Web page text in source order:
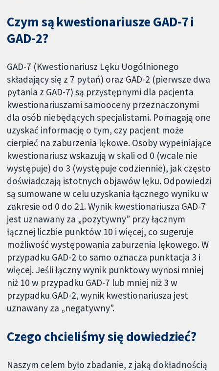
Czym są kwestionariusze GAD-7 i
GAD-2?
GAD-7 (Kwestionariusz Lęku Uogólnionego
składający się z 7 pytań) oraz GAD-2 (pierwsze dwa
pytania z GAD-7) są przystępnymi dla pacjenta
kwestionariuszami samooceny przeznaczonymi
dla osób niebędących specjalistami. Pomagają one
uzyskać informację o tym, czy pacjent może
cierpieć na zaburzenia lękowe. Osoby wypełniające
kwestionariusz wskazują w skali od 0 (wcale nie
występuje) do 3 (występuje codziennie), jak często
doświadczają istotnych objawów lęku. Odpowiedzi
są sumowane w celu uzyskania łącznego wyniku w
zakresie od 0 do 21. Wynik kwestionariusza GAD-7
jest uznawany za „pozytywny” przy łącznym
łącznej liczbie punktów 10 i więcej, co sugeruje
możliwość występowania zaburzenia lękowego. W
przypadku GAD-2 to samo oznacza punktacja 3 i
więcej. Jeśli łączny wynik punktowy wynosi mniej
niż 10 w przypadku GAD-7 lub mniej niż 3 w
przypadku GAD-2, wynik kwestionariusza jest
uznawany za „negatywny”.
Czego chcieliśmy się dowiedzieć?
Naszym celem było zbadanie, z jaką dokładnością